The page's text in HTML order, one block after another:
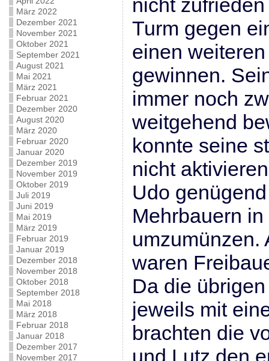
März 2022
Dezember 2021
November 2021
Oktober 2021
September 2021
August 2021
Mai 2021
März 2021
Februar 2021
Dezember 2020
August 2020
März 2020
Februar 2020
Januar 2020
Dezember 2019
November 2019
Oktober 2019
Juli 2019
Juni 2019
Mai 2019
März 2019
Februar 2019
Januar 2019
Dezember 2018
November 2018
Oktober 2018
September 2018
Mai 2018
März 2018
Februar 2018
Januar 2018
Dezember 2017
November 2017
nicht
Turm gegen
einen
gewinnen.
immer noch
weitgehend
konnte seine
nicht
Udo
Mehrbauern
umzumünzen.
waren
Da die
jeweils mit
brachten die
und Lutz den